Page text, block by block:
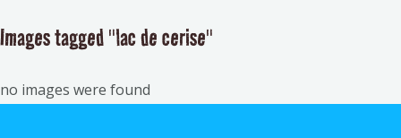
Images tagged "lac de cerise"
no images were found